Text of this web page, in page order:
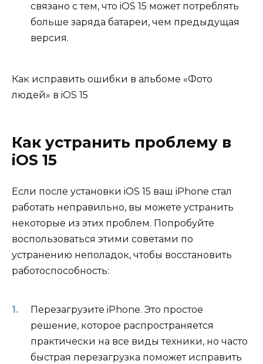
связано с тем, что iOS 15 может потреблять
больше заряда батареи, чем предыдущая
версия.
Как исправить ошибки в альбоме «Фото
людей» в iOS 15
Как устранить проблему в
iOS 15
Если после установки iOS 15 ваш iPhone стал
работать неправильно, вы можете устранить
некоторые из этих проблем. Попробуйте
воспользоваться этими советами по
устранению неполадок, чтобы восстановить
работоспособность:
Перезагрузите iPhone. Это простое
решение, которое распространяется
практически на все виды техники, но часто
быстрая перезагрузка поможет исправить